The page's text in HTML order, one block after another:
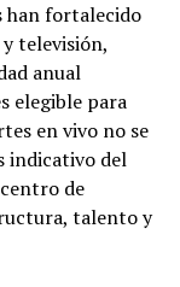
han fortalecido
televisión,
anual
elegible para
en vivo no se
indicativo del
de
talento y